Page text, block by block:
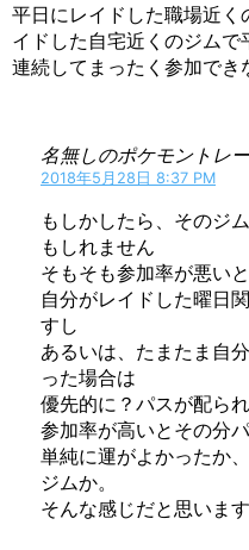
平日にレイドした職場近く
イドした自宅近くのジム
連続してまったく参加でき
名無しのポケモントレ
2018年5月28日 8:37 PM
もしかしたら、そのジ
もしれません
そもそも参加率が悪い
自分がレイドした曜日
すし
あるいは、たまたま自
った場合は
優先的に？パスが配ら
参加率が高いとその分
単純に運がよかったか
ジムか。
そんな感じだと思います